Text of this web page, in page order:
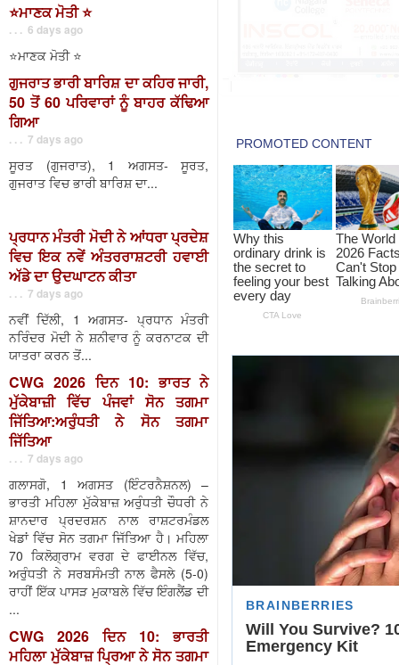
⭐️ਮਾਣਕ ਮੋਤੀ ⭐️
. . . 6 days ago
⭐️ਮਾਣਕ ਮੋਤੀ ⭐️
ਗੁਜਰਾਤ ਭਾਰੀ ਬਾਰਿਸ਼ ਦਾ ਕਹਿਰ ਜਾਰੀ,
50 ਤੋਂ 60 ਪਰਿਵਾਰਾਂ ਨੂੰ ਬਾਹਰ ਕੱਢਿਆ
ਗਿਆ
. . . 7 days ago
ਸੂਰਤ (ਗੁਜਰਾਤ), 1 ਅਗਸਤ- ਸੂਰਤ,
ਗੁਜਰਾਤ ਵਿਚ ਭਾਰੀ ਬਾਰਿਸ਼ ਦਾ...
ਪ੍ਰਧਾਨ ਮੰਤਰੀ ਮੋਦੀ ਨੇ ਆਂਧਰਾ ਪ੍ਰਦੇਸ਼
ਵਿਚ ਇਕ ਨਵੇਂ ਅੰਤਰਰਾਸ਼ਟਰੀ ਹਵਾਈ
ਅੱਡੇ ਦਾ ਉਦਘਾਟਨ ਕੀਤਾ
. . . 7 days ago
ਨਵੀਂ ਦਿੱਲੀ, 1 ਅਗਸਤ- ਪ੍ਰਧਾਨ ਮੰਤਰੀ
ਨਰਿੰਦਰ ਮੋਦੀ ਨੇ ਸ਼ਨੀਵਾਰ ਨੂੰ ਕਰਨਾਟਕ ਦੀ
ਯਾਤਰਾ ਕਰਨ ਤੋਂ...
CWG 2026 ਦਿਨ 10: ਭਾਰਤ ਨੇ
ਮੁੱਕੇਬਾਜ਼ੀ ਵਿੱਚ ਪੰਜਵਾਂ ਸੋਨ ਤਗਮਾ
ਜਿੱਤਿਆ:ਅਰੁੰਧਤੀ ਨੇ ਸੋਨ ਤਗਮਾ
ਜਿੱਤਿਆ
. . . 7 days ago
ਗਲਾਸਗੋ, 1 ਅਗਸਤ (ਇੰਟਰਨੈਸ਼ਨਲ) –
ਭਾਰਤੀ ਮਹਿਲਾ ਮੁੱਕੇਬਾਜ਼ ਅਰੁੰਧਤੀ ਚੌਧਰੀ ਨੇ
ਸ਼ਾਨਦਾਰ ਪ੍ਰਦਰਸ਼ਨ ਨਾਲ ਰਾਸ਼ਟਰਮੰਡਲ
ਖੇਡਾਂ ਵਿੱਚ ਸੋਨ ਤਗਮਾ ਜਿੱਤਿਆ ਹੈ। ਮਹਿਲਾ
70 ਕਿਲੋਗ੍ਰਾਮ ਵਰਗ ਦੇ ਫਾਈਨਲ ਵਿੱਚ,
ਅਰੁੰਧਤੀ ਨੇ ਸਰਬਸੰਮਤੀ ਨਾਲ ਫੈਸਲੇ (5-0)
ਰਾਹੀਂ ਇੱਕ ਪਾਸੜ ਮੁਕਾਬਲੇ ਵਿੱਚ ਇੰਗਲੈਂਡ ਦੀ
...
CWG 2026 ਦਿਨ 10: ਭਾਰਤੀ
ਮਹਿਲਾ ਮੁੱਕੇਬਾਜ਼ ਪ੍ਰਿਆ ਨੇ ਸੋਨ ਤਗਮਾ